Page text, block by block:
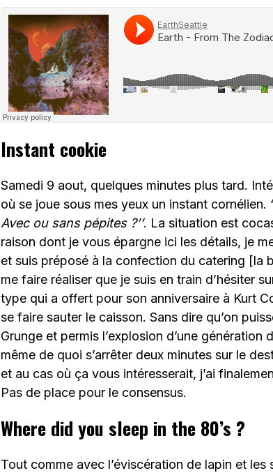
Instant cookie
Samedi 9 aout, quelques minutes plus tard.
où se joue sous mes yeux un instant cornélien.
Avec ou sans pépites ?’’. La situation est
raison dont je vous épargne ici les détails, je
et suis préposé à la confection du catering [la
me faire réaliser que je suis en train d’hésiter
type qui a offert pour son anniversaire à Kurt
se faire sauter le caisson. Sans dire qu’on
Grunge et permis l’explosion d’une
même de quoi s’arrêter deux minutes sur le
et au cas où ça vous intéresserait, j’ai
Pas de place pour le consensus.
Where did you sleep in the 80’s ?
Tout comme avec l’éviscération de lapin et